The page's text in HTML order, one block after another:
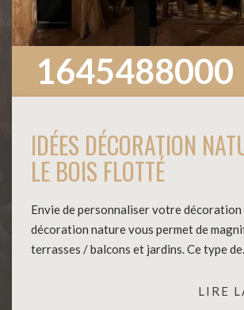
1645488000
IDÉES DÉCORATION
LE BOIS FLOTTÉ
Envie de personnaliser votre décoration
décoration nature vous permet de
terrasses / balcons et jardins. Ce type
LIRE